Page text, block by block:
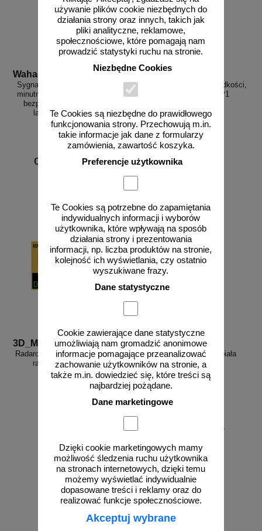
używanie plików cookie niezbędnych do
działania strony oraz innych, takich jak
pliki analityczne, reklamowe,
społecznościowe, które pomagają nam
prowadzić statystyki ruchu na stronie.
Niezbędne Cookies
Te Cookies są niezbędne do prawidłowego
funkcjonowania strony. Przechowują m.in.
takie informacje jak dane z formularzy
zamówienia, zawartość koszyka.
Preferencje użytkownika
Te Cookies są potrzebne do zapamiętania
indywidualnych informacji i wyborów
użytkownika, które wpływają na sposób
działania strony i prezentowania
informacji, np. liczba produktów na stronie,
kolejność ich wyświetlania, czy ostatnio
wyszukiwane frazy.
Dane statystyczne
Cookie zawierające dane statystyczne
umożliwiają nam gromadzić anonimowe
informacje pomagające przeanalizować
zachowanie użytkowników na stronie, a
także m.in. dowiedzieć się, które treści są
najbardziej pożądane.
Dane marketingowe
Dzięki cookie marketingowych mamy
możliwość śledzenia ruchu użytkownika
na stronach internetowych, dzięki temu
możemy wyświetlać indywidualnie
dopasowane treści i reklamy oraz do
realizować funkcje społecznościowe.
Akceptuj wybrane
Wahadlo 20 min
Sygnalizacja świetlna drogowa z
minutnikiem, tymczasowa, LED,
bezprzewodowa, wahadłowa,
lampy 20 cm - komplet
od 6226,88 zł
3D_MP-DP1
Radarowy wyświetlacz prędkości,
radar drogowy MP-DP1
3D_MP-DP6
Radarowy wyświetlacz prędkości,
radar drogowy MP-DP6
zobacz
FR_338
Farba drogowa Kontur biała
5/7,5/15/33 kg
od 178,35 zł
do koszyka